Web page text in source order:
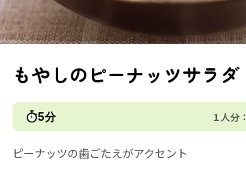
もやしのピーナッツサラダ
5分 １人分：
ピーナッツの歯ごたえがアクセント